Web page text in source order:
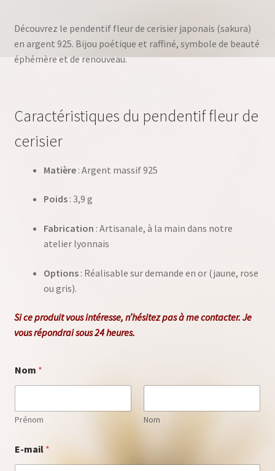
Découvrez le pendentif fleur de cerisier japonais (sakura)
en argent 925. Bijou poétique et raffiné, symbole de beauté
éphémère et de renouveau.
Caractéristiques du pendentif fleur de
cerisier
Matière: Argent massif 925
Poids: 3,9 g
Fabrication : Artisanale, à la main dans notre
atelier lyonnais
Options: Réalisable sur demande en or (jaune, rose
ou gris).
Si ce produit vous intéresse, n’hésitez pas à mecontacter. Je
vous répondrai sous 24 heures.
Nom *
Prénom Nom
e
s
E-mail *